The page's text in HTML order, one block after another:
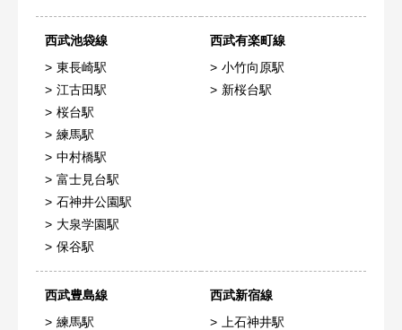
西武池袋線
東長崎駅
江古田駅
桜台駅
練馬駅
中村橋駅
富士見台駅
石神井公園駅
大泉学園駅
保谷駅
西武有楽町線
小竹向原駅
新桜台駅
西武豊島線
練馬駅
西武新宿線
上石神井駅